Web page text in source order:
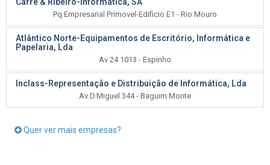
Pq Empresarial Primovel-Edificio E1 - Rio Mouro
Atlântico Norte-Equipamentos de Escritório, Informática e
Papelaria, Lda
Av 24 1013 - Espinho
Inclass-Representação e Distribuição de Informática, Lda
Av D.Miguel 344 - Baguim Monte
Quer ver mais empresas?